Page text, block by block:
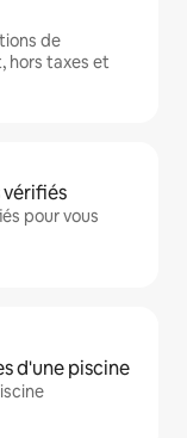
de
hors taxes et
pour vous
d'une piscine